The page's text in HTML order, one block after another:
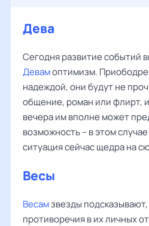
Дева
Сегодня развитие событий
Девамоптимизм.
надеждой, они будут не
общение, роман или флирт,
вечера им вполне может
возможность – в этом
ситуация сейчас щедра на
Весы
Весамзвезды
противоречия в их личных